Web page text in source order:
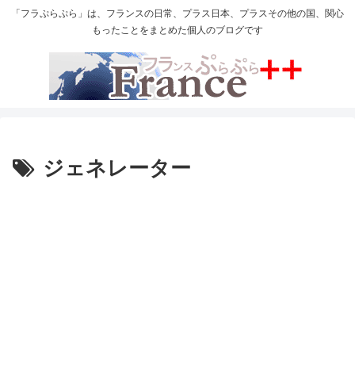
「フラぷらぷら」は、フランスの日常、プラス日本、プラスその他の国、関心
もったことをまとめた個人のブログです
ジェネレーター